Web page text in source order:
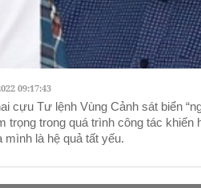
09:17:43
cựu Tư lệnh Vùng Cảnh sát biển
trọng trong quá trình công tác khiến
mình là hệ quả tất yếu.